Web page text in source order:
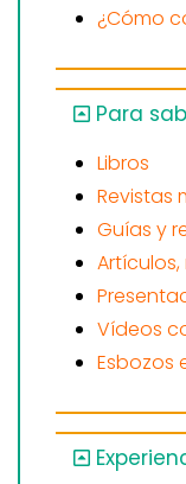
¿Cómo
Para
Libros
Revistas
Guías y
Vídeos
Esbozos